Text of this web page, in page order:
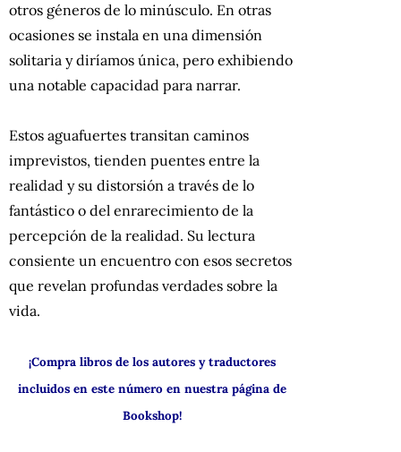
otros géneros de lo minúsculo. En otras
ocasiones se instala en una dimensión
solitaria y diríamos única, pero exhibiendo
una notable capacidad para narrar.
Estos aguafuertes transitan caminos
imprevistos, tienden puentes entre la
realidad y su distorsión a través de lo
fantástico o del enrarecimiento de la
percepción de la realidad. Su lectura
consiente un encuentro con esos secretos
que revelan profundas verdades sobre la
vida.
¡Compra libros de los autores y traductores
incluidos en este número en nuestra página de
Bookshop!